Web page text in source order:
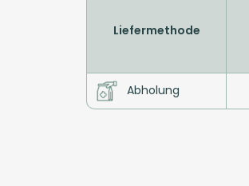
Liefermethode
Abholung